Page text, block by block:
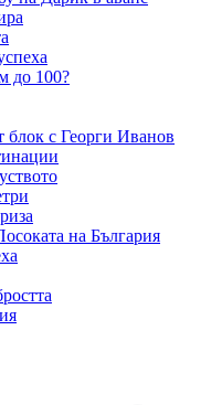
до 100?
блок с Георги Иванов
на България